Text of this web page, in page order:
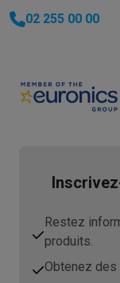
02 255 00 00
Restez
produits.
Obtenez des